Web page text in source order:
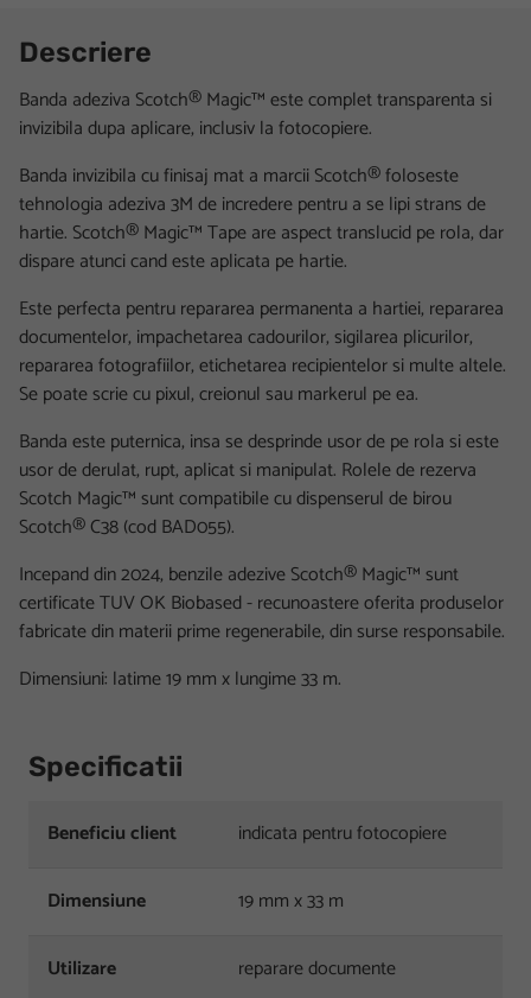
Descriere
Banda adeziva Scotch® Magic™ este complet transparenta si
invizibila dupa aplicare, inclusiv la fotocopiere.
Banda invizibila cu finisaj mat a marcii Scotch® foloseste
tehnologia adeziva 3M de incredere pentru a se lipi strans de
hartie. Scotch® Magic™ Tape are aspect translucid pe rola, dar
dispare atunci cand este aplicata pe hartie.
Este perfecta pentru repararea permanenta a hartiei, repararea
documentelor, impachetarea cadourilor, sigilarea plicurilor,
repararea fotografiilor, etichetarea recipientelor si multe altele.
Se poate scrie cu pixul, creionul sau markerul pe ea.
Banda este puternica, insa se desprinde usor de pe rola si este
usor de derulat, rupt, aplicat si manipulat. Rolele de rezerva
Scotch Magic™ sunt compatibile cu dispenserul de birou
Scotch® C38 (cod BAD055).
Incepand din 2024, benzile adezive Scotch® Magic™ sunt
certificate TUV OK Biobased - recunoastere oferita produselor
fabricate din materii prime regenerabile, din surse responsabile.
Dimensiuni: latime 19 mm x lungime 33 m.
Specificatii
Beneficiu client indicata pentru fotocopiere
Dimensiune 19 mm x 33 m
Utilizare reparare documente